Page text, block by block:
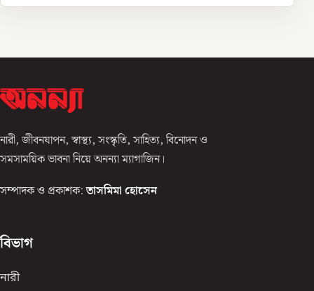
নারী, জীবনযাপন, স্বাস্থ্য, সংস্কৃতি, সাহিত্য, বিনোদন ও
সমসাময়িক ভাবনা নিয়ে অনন্যা ম্যাগাজিন।
সম্পাদক ও প্রকাশক: তাসমিমা হোসেন
বিভাগ
নারী